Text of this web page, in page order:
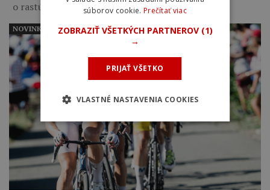
o rastúcom výkonnostnom…
NOVINKY
súborov cookie. Prečítať viac
ZOBRAZIŤ VŠETKÝCH PARTNEROV (1)
→
PRIJAŤ VŠETKO
VLASTNÉ NASTAVENIA COOKIES